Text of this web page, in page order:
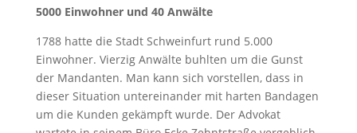
5000 Einwohner und 40 Anwälte
1788 hatte die Stadt Schweinfurt rund 5.000
Einwohner. Vierzig Anwälte buhlten um die Gunst
der Mandanten. Man kann sich vorstellen, dass in
dieser Situation untereinander mit harten Bandagen
um die Kunden gekämpft wurde. Der Advokat